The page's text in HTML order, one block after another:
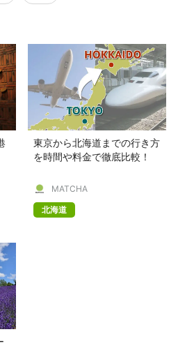
東京から北海道までの行き方
を時間や料金で徹底比較！
MATCHA
北海道